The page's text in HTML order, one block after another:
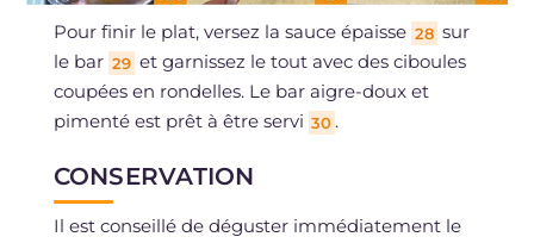
Pour finir le plat, versez la sauce épaisse 28 sur
le bar 29 et garnissez le tout avec des ciboules
coupées en rondelles. Le bar aigre-doux et
pimenté est prêt à être servi 30 .
CONSERVATION
Il est conseillé de déguster immédiatement le